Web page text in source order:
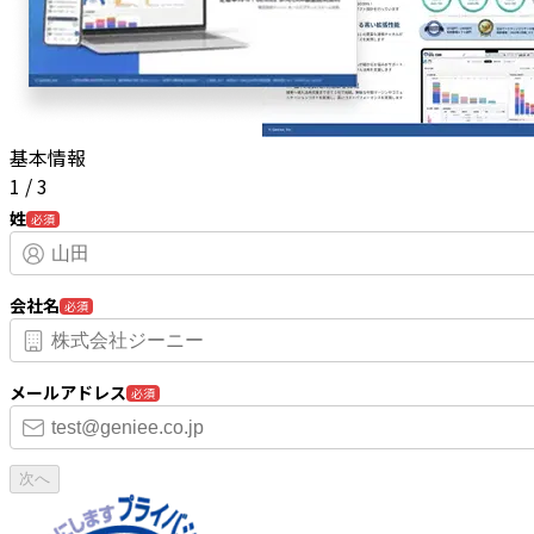
基本情報
1 /3
姓 必須
会社名 必須
メールアドレス 必須
次へ